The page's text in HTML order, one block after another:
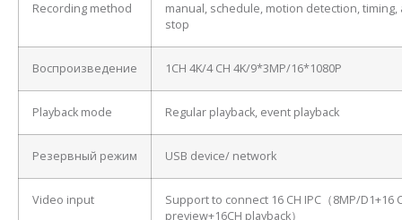
Recording method
manual, schedule, motion detection, timing,
stop
Воспроизведение 1CH 4K/4 CH 4K/9*3MP/16*1080P
Playback mode Regular playback, event playback
Резервный режим USB device/ network
Video input
Support to connect 16 CH IPC（8MP/D1+16
preview+16CH playback）